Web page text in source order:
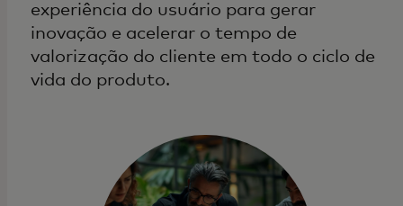
experiência do usuário para gerar
inovação e acelerar o tempo de
valorização do cliente em todo o ciclo de
vida do produto.